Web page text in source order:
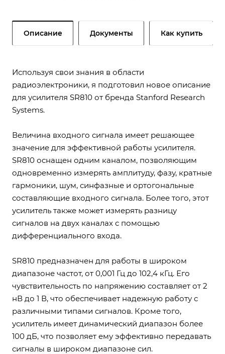
Описание Документы Как купить
Используя свои знания в области
радиоэлектроники, я подготовил новое описание
для усилителя SR810 от бренда Stanford Research
Systems.
Величина входного сигнала имеет решающее
значение для эффективной работы усилителя.
SR810 оснащен одним каналом, позволяющим
одновременно измерять амплитуду, фазу, кратные
гармоники, шум, синфазные и ортогональные
составляющие входного сигнала. Более того, этот
усилитель также может измерять разницу
сигналов на двух каналах с помощью
дифференциального входа.
SR810 предназначен для работы в широком
диапазоне частот, от 0,001 Гц до 102,4 кГц. Его
чувствительность по напряжению составляет от 2
нВ до 1 В, что обеспечивает надежную работу с
различными типами сигналов. Кроме того,
усилитель имеет динамический диапазон более
100 дБ, что позволяет ему эффективно передавать
сигналы в широком диапазоне сил.